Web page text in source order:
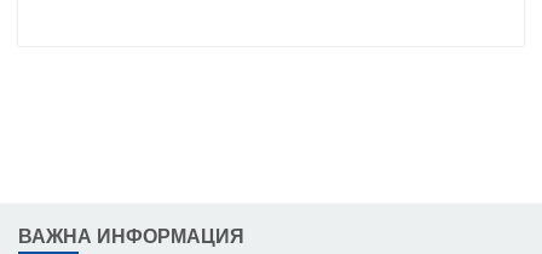
ВАЖНА ИНФОРМАЦИЯ